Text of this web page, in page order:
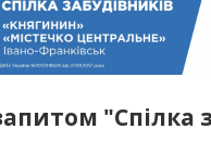
"Спілка